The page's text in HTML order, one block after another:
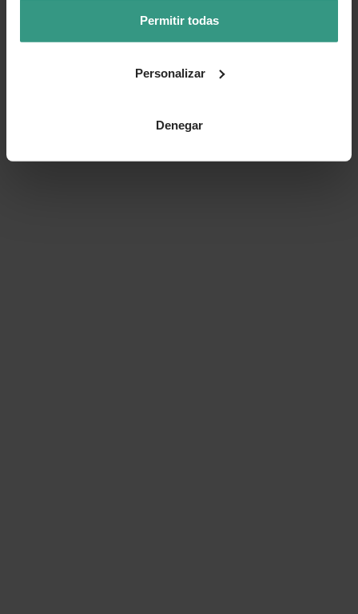
Permitir todas
Personalizar
Denegar